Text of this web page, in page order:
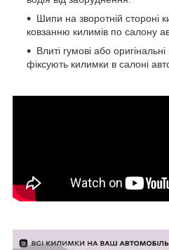
Шипи на зворотній стороні
ковзанню килимів по салону
Влиті гумові або
фіксують килимки в салоні